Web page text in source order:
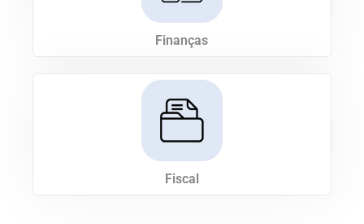
Finanças
Fiscal